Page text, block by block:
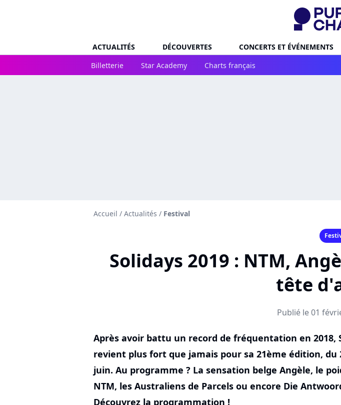
ACTUALITÉS DÉCOUVERTES CONCERTS ET ÉVÉNEMENTS
Billetterie
Star Academy Charts français
Accueil / Actualités / Festival
Solidays 2019 : NTM,
tête
Publié le 01
Après avoir battu un record de fréquentation en 2018,
revient plus fort que jamais pour sa 21ème édition, du
juin. Au programme ? La sensation belge Angèle, le
NTM, les Australiens de Parcels ou encore Die
Découvrez la programmation !